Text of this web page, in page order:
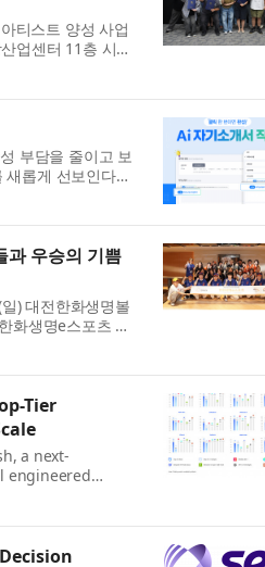
티스트 양성 사업
업센터 11층 시사
된 AI 단편영화
부담을 줄이고 보
새롭게 선보인다고
입력한 기본정보
과 우승의 기쁨
) 대전한화생명볼
화생명e스포츠 데
협업의 의의를 지
Tier
a next-
engineered
to deliver